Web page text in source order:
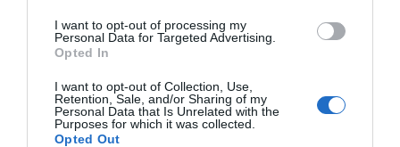
I want to opt-out of processing my
Personal Data for Targeted Advertising.
Opted In
I want to opt-out of Collection, Use,
Retention, Sale, and/or Sharing of my
Personal Data that Is Unrelated with the
Purposes for which it was collected.
Opted Out